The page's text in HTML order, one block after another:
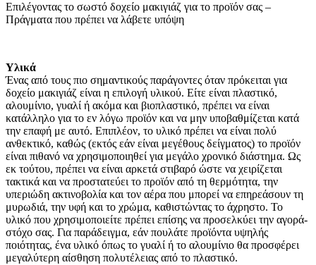
Επιλέγοντας το σωστό δοχείο μακιγιάζ για το προϊόν σας –
Πράγματα που πρέπει να λάβετε υπόψη
Υλικά
Ένας από τους πιο σημαντικούς παράγοντες όταν πρόκειται για
δοχείο μακιγιάζ είναι η επιλογή υλικού. Είτε είναι πλαστικό,
αλουμίνιο, γυαλί ή ακόμα και βιοπλαστικό, πρέπει να είναι
κατάλληλο για το εν λόγω προϊόν και να μην υποβαθμίζεται κατά
την επαφή με αυτό. Επιπλέον, το υλικό πρέπει να είναι πολύ
ανθεκτικό, καθώς (εκτός εάν είναι μεγέθους δείγματος) το προϊόν
είναι πιθανό να χρησιμοποιηθεί για μεγάλο χρονικό διάστημα. Ως
εκ τούτου, πρέπει να είναι αρκετά στιβαρό ώστε να χειρίζεται
τακτικά και να προστατεύει το προϊόν από τη θερμότητα, την
υπεριώδη ακτινοβολία και τον αέρα που μπορεί να επηρεάσουν τη
μυρωδιά, την υφή και το χρώμα, καθιστώντας το άχρηστο. Το
υλικό που χρησιμοποιείτε πρέπει επίσης να προσελκύει την αγορά-
στόχο σας. Για παράδειγμα, εάν πουλάτε προϊόντα υψηλής
ποιότητας, ένα υλικό όπως το γυαλί ή το αλουμίνιο θα προσφέρει
μεγαλύτερη αίσθηση πολυτέλειας από το πλαστικό.